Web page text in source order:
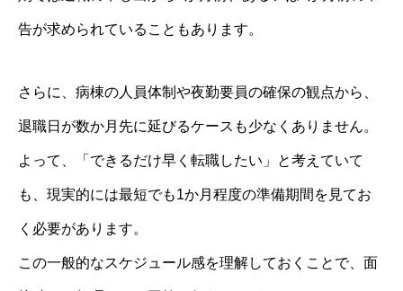
告が求められていることもあります。
さらに、病棟の人員体制や夜勤要員の確保の観点から、
退職日が数か月先に延びるケースも少なくありません。
よって、「できるだけ早く転職したい」と考えていて
も、現実的には最短でも1か月程度の準備期間を見てお
く必要があります。
この一般的なスケジュール感を理解しておくことで、面